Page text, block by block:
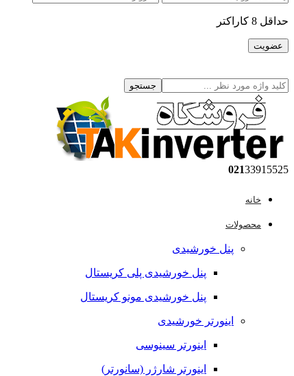
حداقل 8 کاراکتر
جستجو
02133915525
خانه
محصولات
پنل خورشیدی
پنل خورشیدی پلی کریستال
پنل خورشیدی مونو کریستال
اینورتر خورشیدی
اینورتر سینوسی
اینورتر شارژر (سانورتر)